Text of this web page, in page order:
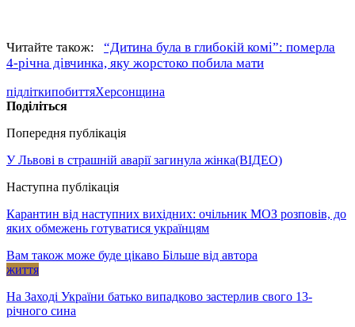
Читайте також: “Дитина була в глибокій комі”: померла
4-річна дівчинка, яку жорстоко побила мати
підліткипобиттяХерсонщина
Поділіться
Попередня публікація
У Львові в страшній аварії загинула жінка(ВІДЕО)
Наступна публікація
Карантин від наступних вихідних: очільник МОЗ розповів, до
яких обмежень готуватися українцям
Вам також може буде цікаво Більше від автора
життя
На Заході України батько випадково застерлив свого 13-
річного сина